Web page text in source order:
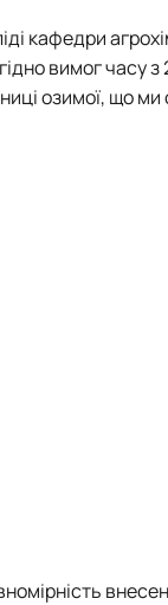
кафедри
вимог часу з
озимої, що ми